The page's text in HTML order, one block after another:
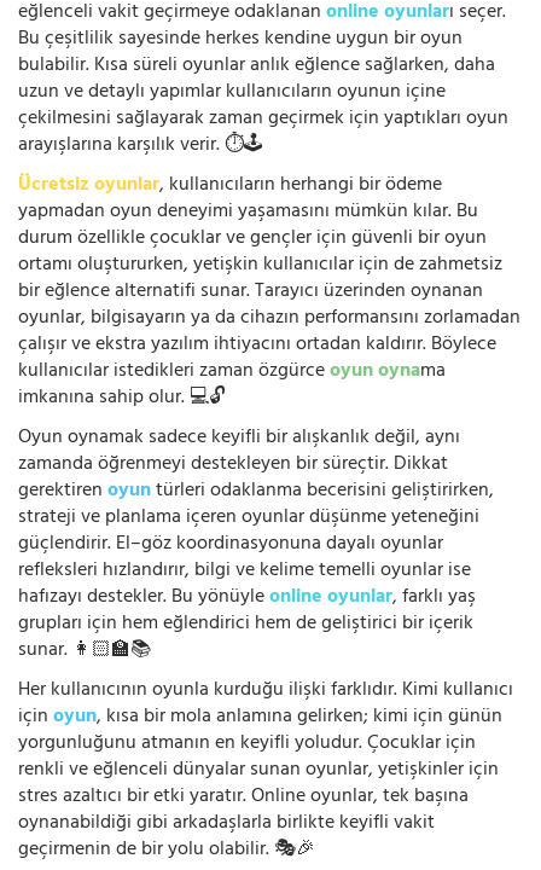
eğlenceli vakit geçirmeye odaklananonline oyunları seçer.
Bu çeşitlilik sayesinde herkes kendine uygun bir oyun
bulabilir. Kısa süreli oyunlar anlık eğlence sağlarken, daha
uzun ve detaylı yapımlar kullanıcıların oyunun içine
çekilmesini sağlayarak zaman geçirmek için yaptıkları oyun
arayışlarına karşılık verir. ⏱️🕹️
Ücretsiz oyunlar, kullanıcıların herhangi bir ödeme
yapmadan oyun deneyimi yaşamasını mümkün kılar. Bu
durum özellikle çocuklar ve gençler için güvenli bir oyun
ortamı oluştururken, yetişkin kullanıcılar için de zahmetsiz
bir eğlence alternatifi sunar. Tarayıcı üzerinden oynanan
oyunlar, bilgisayarın ya da cihazın performansını zorlamadan
çalışır ve ekstra yazılım ihtiyacını ortadan kaldırır. Böylece
kullanıcılar istedikleri zaman özgürceoyun oynama
imkanına sahip olur. 💻🔓
Oyun oynamak sadece keyifli bir alışkanlık değil, aynı
zamanda öğrenmeyi destekleyen bir süreçtir. Dikkat
gerektirenoyuntürleri odaklanma becerisini geliştirirken,
strateji ve planlama içeren oyunlar düşünme yeteneğini
güçlendirir. El–göz koordinasyonuna dayalı oyunlar
refleksleri hızlandırır, bilgi ve kelime temelli oyunlar ise
hafızayı destekler. Bu yönüyleonline oyunlar, farklı yaş
grupları için hem eğlendirici hem de geliştirici bir içerik
sunar. 👩🏻‍🏫📚
Her kullanıcının oyunla kurduğu ilişki farklıdır. Kimi kullanıcı
içinoyun, kısa bir mola anlamına gelirken; kimi için günün
yorgunluğunu atmanın en keyifli yoludur. Çocuklar için
renkli ve eğlenceli dünyalar sunan oyunlar, yetişkinler için
stres azaltıcı bir etki yaratır. Online oyunlar, tek başına
oynanabildiği gibi arkadaşlarla birlikte keyifli vakit
geçirmenin de bir yolu olabilir. 🎭🎉